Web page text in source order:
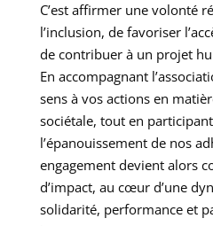
C’est affirmer une volonté
l’inclusion, de favoriser
de contribuer à un projet
En accompagnant
sens à vos actions en
sociétale, tout en
l’épanouissement de nos
engagement devient alors
d’impact, au cœur d’une
solidarité, performance et